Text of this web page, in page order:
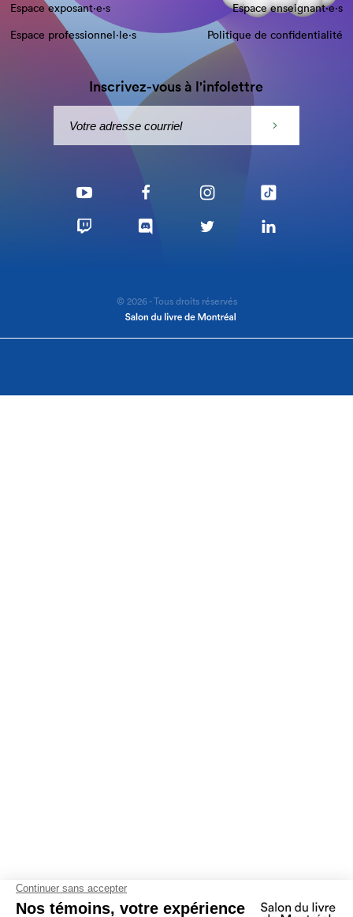
Espace exposant·e⋅s
Espace enseignant·e⋅s
Espace professionnel·le⋅s
Politique de confidentialité
Inscrivez-vous à l'infolettre
© 2026 - Tous droits réservés